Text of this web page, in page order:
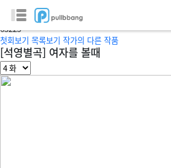
글/그림 :
juntai0
63225
첫회보기 목록보기 작가의 다른 작품
[석영별곡] 여자를 볼때